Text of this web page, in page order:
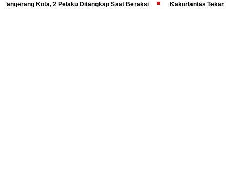
Kota, 2 Pelaku Ditangkap Saat Beraksi Kakorlantas Tekankan